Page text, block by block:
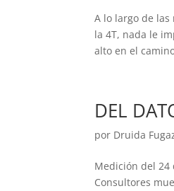
A lo largo de las
la 4T, nada le
alto en el
DEL
por Druida
Medición del
Consultores